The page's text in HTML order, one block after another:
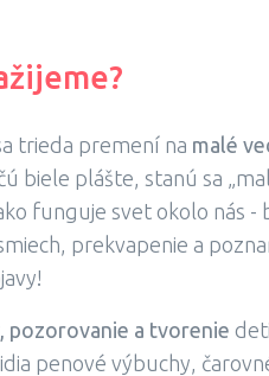
trieda premení na malé
biele plášte, stanú sa
funguje svet okolo nás -
prekvapenie a
pozorovanie a tvorenie
penové výbuchy,